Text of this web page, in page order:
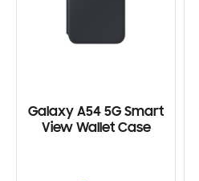
Galaxy A54 5G Smart
View Wallet Case